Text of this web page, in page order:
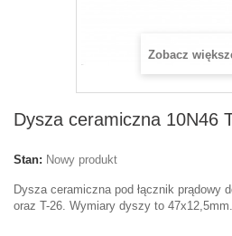
Zobacz
Dysza ceramiczna 10N46
Stan: Nowy produkt
Dysza ceramiczna pod łącznik prądowy
oraz T-26. Wymiary dyszy to 47x12,5mm.